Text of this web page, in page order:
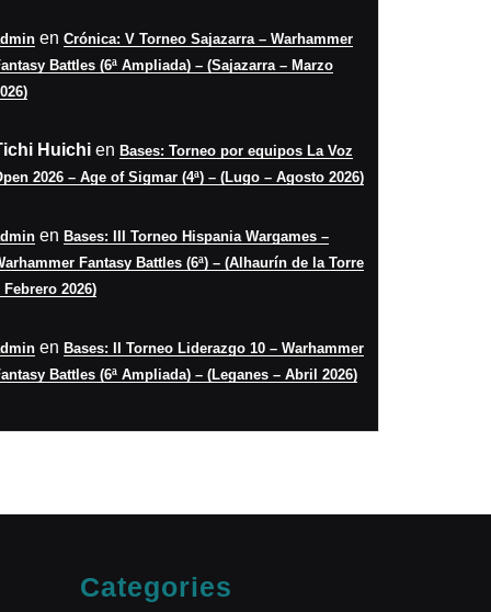
en Crónica: V Torneo Sajazarra – Warhammer
Battles (6ª Ampliada) – (Sajazarra – Marzo
Huichi en Bases: Torneo por equipos La Voz
2026 – Age of Sigmar (4ª) – (Lugo – Agosto 2026)
en Bases: III Torneo Hispania Wargames –
Fantasy Battles (6ª) – (Alhaurín de la Torre
Febrero 2026)
en Bases: II Torneo Liderazgo 10 – Warhammer
Battles (6ª Ampliada) – (Leganes – Abril 2026)
Categories